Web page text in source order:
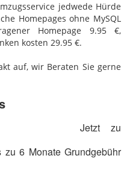
jedwede Hürde
Homepages ohne MySQL
Homepage 9.95 €,
kosten 29.95 €.
auf, wir Beraten Sie gerne
Jetzt zu
zu 6 Monate Grundgebühr